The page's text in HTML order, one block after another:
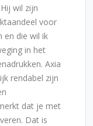
wil zijn
voor
en die wil ik
in het
Axia
rendabel zijn
dat je met
Dat is